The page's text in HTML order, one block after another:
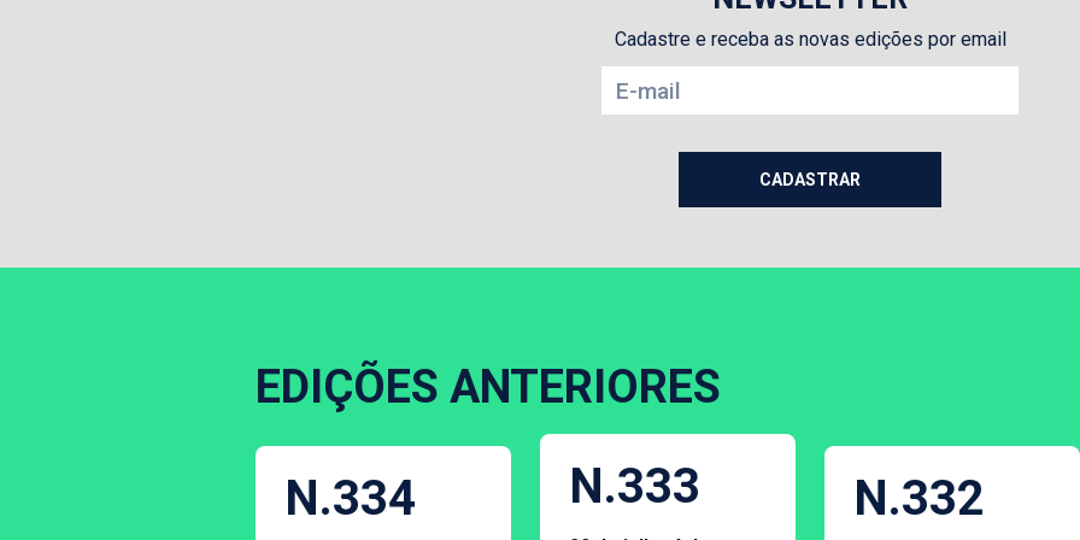
Cadastre e receba as novas edições por email
EDIÇÕES ANTERIORES
N.334 N.333 N.332